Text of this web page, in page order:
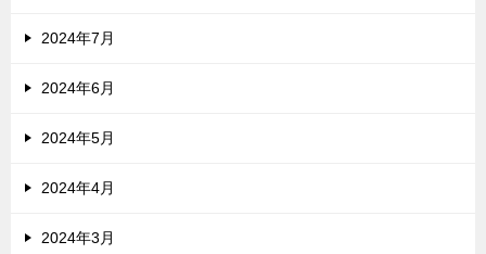
2024年7月
2024年6月
2024年5月
2024年4月
2024年3月